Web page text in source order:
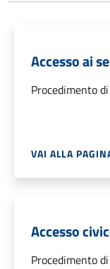
Accesso ai
Procedimento
VAI ALLA
Accesso
Procedimento